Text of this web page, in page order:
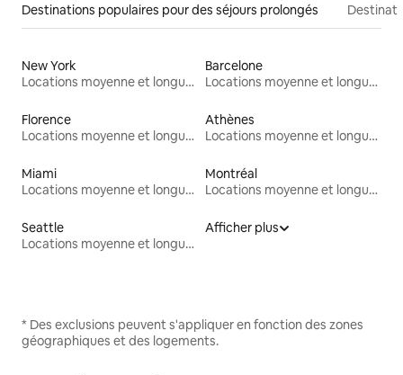
Destinations populaires pour des séjours prolongés
New York
Locations moyenne et longue durée
Barcelone
Locations moyenne et longue durée
Florence
Locations moyenne et longue durée
Athènes
Locations moyenne et longue durée
Miami
Locations moyenne et longue durée
Montréal
Locations moyenne et longue durée
Seattle
Locations moyenne et longue durée
Afficher plus
* Des exclusions peuvent s'appliquer en fonction des zones
géographiques et des logements.